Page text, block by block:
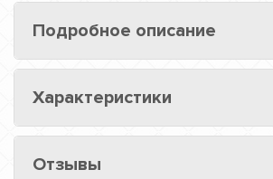
Подробное описание
Характеристики
Отзывы